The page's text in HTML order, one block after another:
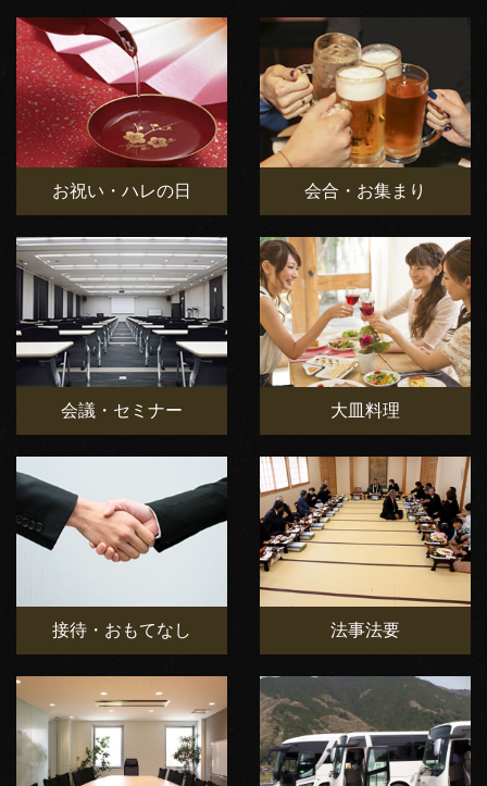
お祝い・ハレの日 会合・お集まり
会議・セミナー 大皿料理
接待・おもてなし 法事法要